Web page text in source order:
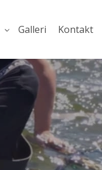
Galleri Kontakt